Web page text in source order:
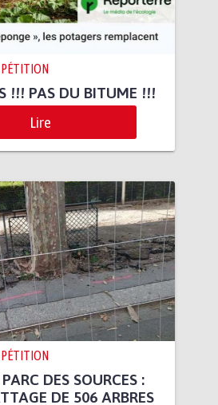
PÉTITION
!!! PAS DU BITUME !!!
Lire
PÉTITION
DES SOURCES :
DE 506 ARBRES